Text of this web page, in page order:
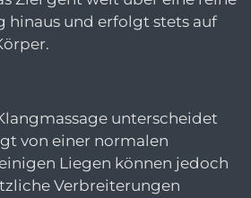
hinaus und erfolgt stets auf
unterscheidet
von einer normalen
Liegen können jedoch
Verbreiterungen